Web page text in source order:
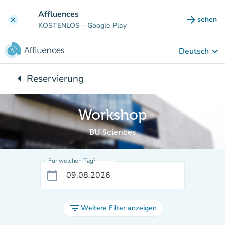
clear Affluences
KOSTENLOS – Google Play arrow_forward sehen
(new
Deutsch keyboard_arrow_down
arrow_leftZurück zu:
Reservierung
Workshop
BU Sciences
Für welchen Tag?
calendar_today
filter_listWeitere Filter anzeigen